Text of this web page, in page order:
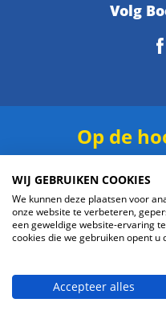
Volg
Op de
© 2026
WIJ GEBRUIKEN COOKIES
We kunnen deze plaatsen voor
onze website te verbeteren,
een geweldige website-ervaring
cookies die we gebruiken opent u
Accepteer alles